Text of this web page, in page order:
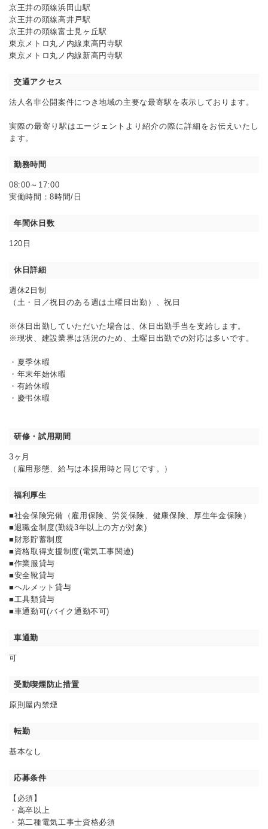
京王井の頭線浜田山駅
京王井の頭線高井戸駅
京王井の頭線富士見ヶ丘駅
東京メトロ丸ノ内線東高円寺駅
東京メトロ丸ノ内線新高円寺駅
交通アクセス
法人名非公開案件につき地域の主要な最寄駅を表示しております。
実際の最寄り駅はエージェントより紹介の際に詳細をお伝えいたし
ます。
勤務時間
08:00～17:00
実働時間：8時間/日
年間休日数
120日
休日詳細
週休2日制
（土・日／祝日のある週は土曜日出勤）、祝日
※休日出勤していただいた場合は、休日出勤手当を支給します。
※現状、建設業界は活況のため、土曜日出勤での対応は多いです。
・夏季休暇
・年末年始休暇
・有給休暇
・慶弔休暇
研修・試用期間
3ヶ月
（雇用形態、給与は本採用時と同じです。）
福利厚生
■社会保険完備（雇用保険、労災保険、健康保険、厚生年金保険）
■退職金制度(勤続3年以上の方が対象)
■財形貯蓄制度
■資格取得支援制度(電気工事関連)
■作業服貸与
■安全靴貸与
■ヘルメット貸与
■工具類貸与
■車通勤可(バイク通勤不可)
車通勤
可
受動喫煙防止措置
原則屋内禁煙
転勤
基本なし
応募条件
【必須】
・高卒以上
・第二種電気工事士資格必須